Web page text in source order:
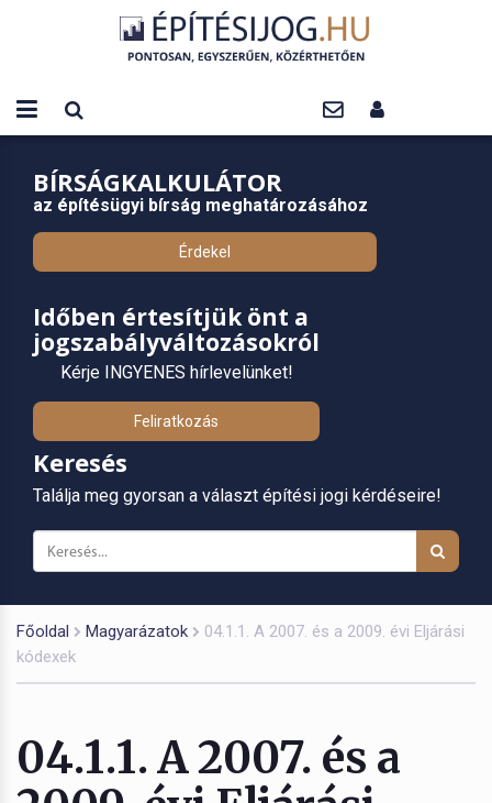
BÍRSÁGKALKULÁTOR
az építésügyi bírság meghatározásához
Érdekel
Időben értesítjük önt a
jogszabályváltozásokról
Kérje INGYENES hírlevelünket!
Feliratkozás
Keresés
Találja meg gyorsan a választ építési jogi kérdéseire!
Főoldal Magyarázatok
04.1.1. A 2007. és a 2009. évi Eljárási
kódexek
04.1.1. A 2007. és a